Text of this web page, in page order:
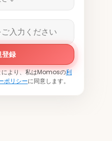
登録
により、私はMomosの利
ポリシーに同意します。